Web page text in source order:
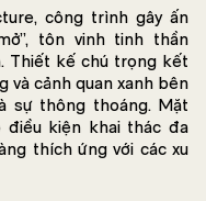
công trình gây ấn
tôn vinh tinh thần
Thiết kế chú trọng kết
cảnh quan xanh bên
sự thông thoáng. Mặt
kiện khai thác đa
thích ứng với các xu